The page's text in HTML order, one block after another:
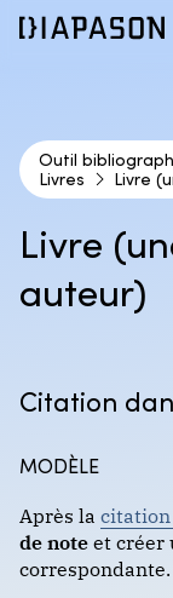
Outil
Livres
Livre
Livre
auteur)
Citation
MODÈLE
Après la citation
de noteet créer
correspondante.
1 STYLE
APA
Format :
DIONNE
Format :
TYPE DE
Cartes
Encyclopédies
Images
Journaux et
Livre (3